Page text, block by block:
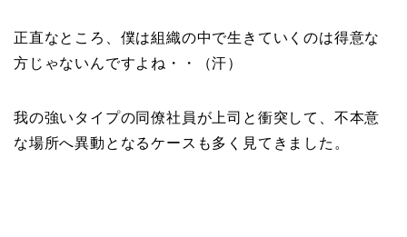
正直なところ、僕は組織の中で生きていくのは得意な
方じゃないんですよね・・（汗）
我の強いタイプの同僚社員が上司と衝突して、不本意
な場所へ異動となるケースも多く見てきました。